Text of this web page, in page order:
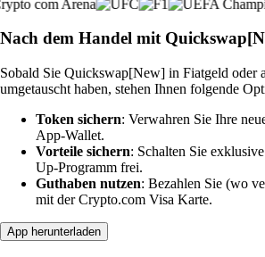
Nach dem Handel mit
Sobald Sie Quickswap[New] in Fiatgeld oder
umgetauscht haben, stehen Ihnen folgende
Token sichern: Verwahren Sie Ihre
App-Wallet.
Vorteile sichern: Schalten Sie
Up-Programm frei.
Guthaben nutzen: Bezahlen Sie (wo
mit der Crypto.com Visa Karte.
App herunterladen